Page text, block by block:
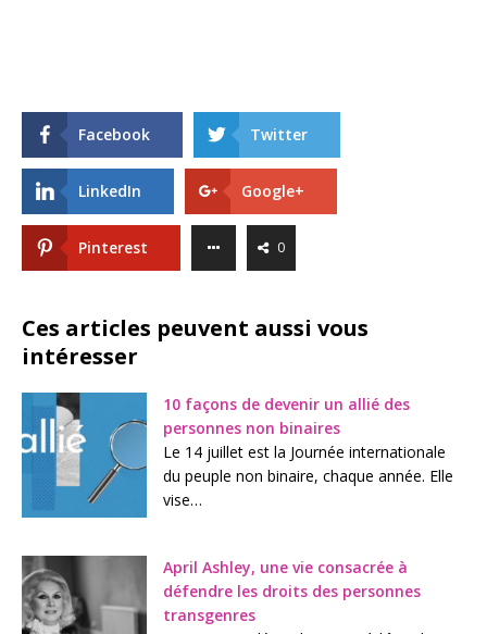
Facebook Twitter
LinkedIn Google+
Pinterest 0
Ces articles peuvent aussi vous
intéresser
10 façons de devenir un allié des
personnes non binaires
Le 14 juillet est la Journée internationale
du peuple non binaire, chaque année. Elle
vise…
April Ashley, une vie consacrée à
défendre les droits des personnes
transgenres